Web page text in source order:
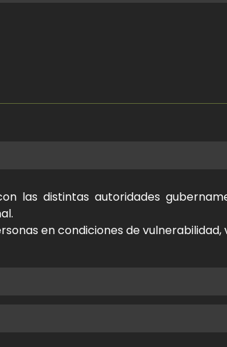
las distintas autoridades
en condiciones de